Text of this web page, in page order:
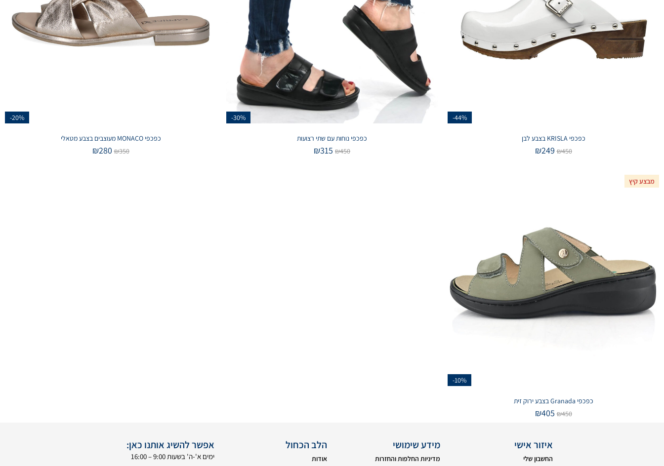
-44%
כפכפי KRISLA בצבע לבן
₪450
₪249
-30%
כפכפי נוחות עם שתי רצועות
₪450
₪315
-20%
כפכפי MONACO מעוצבים בצבע מטאלי
₪350
₪280
מבצע קיץ
-10%
כפכפי Granada בצבע ירוק זית
₪450
₪405
איזור אישי
החשבון שלי
מידע שימושי
מדיניות החלפות והחזרות
הלב הכחול
אודות
אפשר להשיג אותנו כאן:
ימים א'-ה' בשעות 9:00 – 16:00